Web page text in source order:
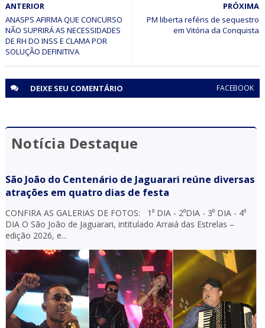
Operação Divisas cumpre dois mandados de prisão por
homicídio em Juazeiro (BA) e Petrolina (PE)
PRÓXIMA
PM liberta reféns de sequestro
em Vitória da Conquista
ANTERIOR
ANASPS AFIRMA QUE CONCURSO
NÃO SUPRIRÁ AS NECESSIDADES
DE RH DO INSS E CLAMA POR
SOLUÇÃO DEFINITIVA
DEIXE SEU COMENTÁRIO FACEBOOK
Notícia Destaque
São João do Centenário de Jaguarari reúne diversas
atrações em quatro dias de festa
CONFIRA AS GALERIAS DE FOTOS: 1⁰ DIA - 2⁰DIA - 3⁰ DIA - 4⁰
DIA O São João de Jaguarari, intitulado Arraiá das Estrelas –
edição 2026, e...